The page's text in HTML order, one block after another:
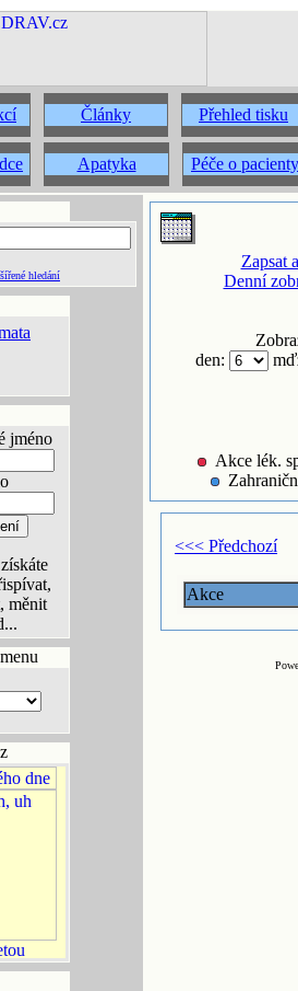
Články Přehled tisku
Apatyka Péče o pacienty
hledání
jméno
měnit
Zapsat
Denní
den:
Akce lék.
<<< Předchozí
Akce